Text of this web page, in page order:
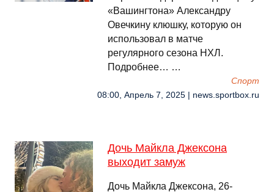
«Вашингтона» Александру
Овечкину клюшку, которую он
использовал в матче
регулярного сезона НХЛ.
Подробнее… …
Спорт
08:00, Апрель 7, 2025 | news.sportbox.ru
Дочь Майкла Джексона
выходит замуж
Дочь Майкла Джексона, 26-